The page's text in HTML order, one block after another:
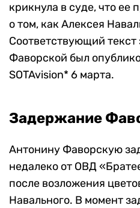
крикнула в суде, что ее
о том, как Алексея
Соответствующий текст
Фаворской был
SOTAvision* 6 марта.
Задержание
Антонину Фаворскую
недалеко от ОВД
после возложения
Навального. В момент